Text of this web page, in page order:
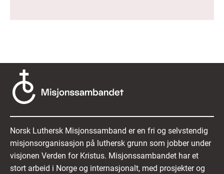
Norsk Luthersk Misjonssamband er en fri og selvstendig
misjonsorganisasjon på luthersk grunn som jobber under
visjonen Verden for Kristus. Misjonssambandet har et
stort arbeid i Norge og internasjonalt, med prosjekter og